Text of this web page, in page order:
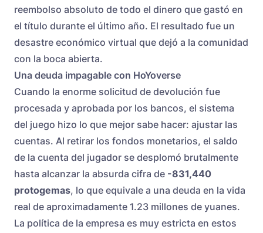
reembolso absoluto de todo el dinero que gastó en
el título durante el último año. El resultado fue un
desastre económico virtual que dejó a la comunidad
con la boca abierta.
Una deuda impagable con HoYoverse
Cuando la enorme solicitud de devolución fue
procesada y aprobada por los bancos, el sistema
del juego hizo lo que mejor sabe hacer: ajustar las
cuentas. Al retirar los fondos monetarios, el saldo
de la cuenta del jugador se desplomó brutalmente
hasta alcanzar la absurda cifra de -831,440
protogemas, lo que equivale a una deuda en la vida
real de aproximadamente 1.23 millones de yuanes.
La política de la empresa es muy estricta en estos